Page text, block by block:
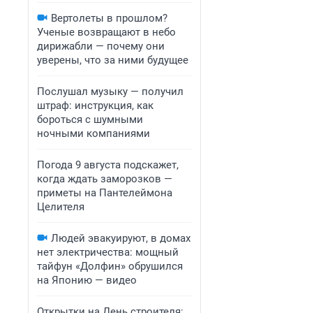
Вертолеты в прошлом?
Ученые возвращают в небо
дирижабли — почему они
уверены, что за ними будущее
Послушал музыку — получил
штраф: инструкция, как
бороться с шумными
ночными компаниями
Погода 9 августа подскажет,
когда ждать заморозков —
приметы на Пантелеймона
Целителя
Людей эвакуируют, в домах
нет электричества: мощный
тайфун «Долфин» обрушился
на Японию — видео